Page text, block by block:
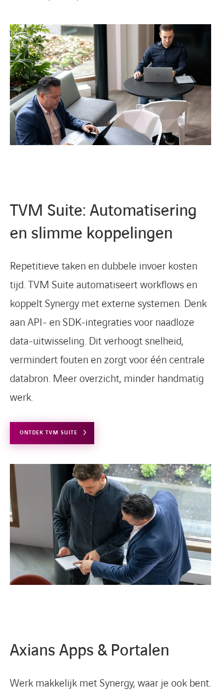
TVM Suite: Automatisering
en slimme koppelingen
Repetitieve taken en dubbele invoer kosten
tijd. TVM Suite automatiseert workflows en
koppelt Synergy met externe systemen. Denk
aan API- en SDK-integraties voor naadloze
data-uitwisseling. Dit verhoogt snelheid,
vermindert fouten en zorgt voor één centrale
databron. Meer overzicht, minder handmatig
werk.
ONTDEK TVM SUITE
Axians Apps & Portalen
Werk makkelijk met Synergy, waar je ook bent.